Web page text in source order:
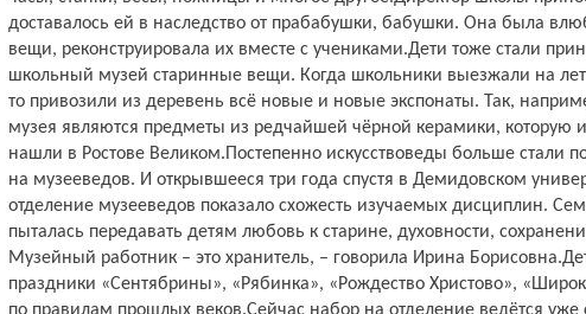
доставалось ей в наследство от прабабушки, бабушки. Она была
вещи, реконструировала их вместе с учениками.Дети тоже стали
школьный музей старинные вещи. Когда школьники выезжали на
то привозили из деревень всё новые и новые экспонаты. Так,
музея являются предметы из редчайшей чёрной керамики, которую
нашли в Ростове Великом.Постепенно искусствоведы больше стали
на музееведов. И открывшееся три года спустя в Демидовском
отделение музееведов показало схожесть изучаемых дисциплин.
пыталась передавать детям любовь к старине, духовности,
Музейный работник – это хранитель, – говорила Ирина
праздники «Сентябрины», «Рябинка», «Рождество Христово»,